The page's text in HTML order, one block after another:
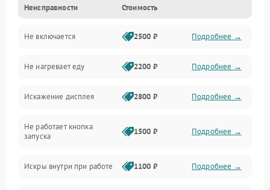
Дверца и корпус
Механика и внутренние элементы
Механические повреждения
Питание и запуск
Нагрев и приготовление
Программное обеспечение
Неисправности Стоимость
Не включается 2500 ₽ Подробнее →
Не нагревает еду 2200 ₽ Подробнее →
Искажение дисплея 2800 ₽ Подробнее →
Не работает кнопка
запуска
1500 ₽ Подробнее →
Искры внутри при работе 1100 ₽ Подробнее →